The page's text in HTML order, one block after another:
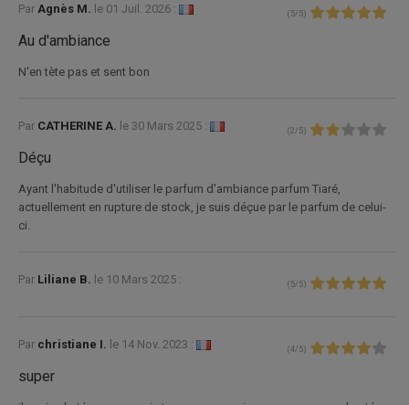
Par Agnès M. le 01 Juil. 2026 : ( 5/ 5)
Au d'ambiance
N'en tète pas et sent bon
Par CATHERINE A. le 30 Mars 2025 : (2 / 5)
Déçu
Ayant l'habitude d'utiliser le parfum d'ambiance parfum Tiaré,
actuellement en rupture de stock, je suis déçue par le parfum de celui-
ci.
Par Liliane B. le 10 Mars 2025 : ( 5/ 5)
Par christiane I. le 14 Nov. 2023 : (4/ 5)
super